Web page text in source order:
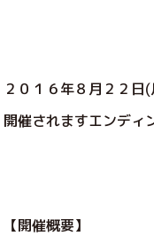
２０１６年８月２２
開催されますエンディ
【開催概要】